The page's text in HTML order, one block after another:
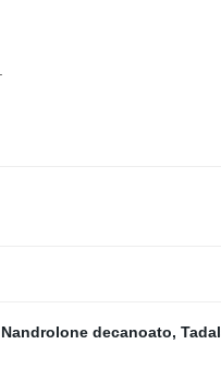
Nandrolone decanoato,